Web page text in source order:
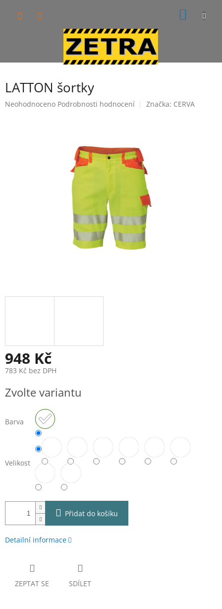
LATTON šortky
Průměrné
Neohodnoceno Podrobnosti hodnocení Značka: CERVA
948 Kč
783 Kč bez DPH
cena:
Zvolte variantu
Barva
Velikost
Přidat do košíku
Detailní informace
ZEPTAT SE SDÍLET